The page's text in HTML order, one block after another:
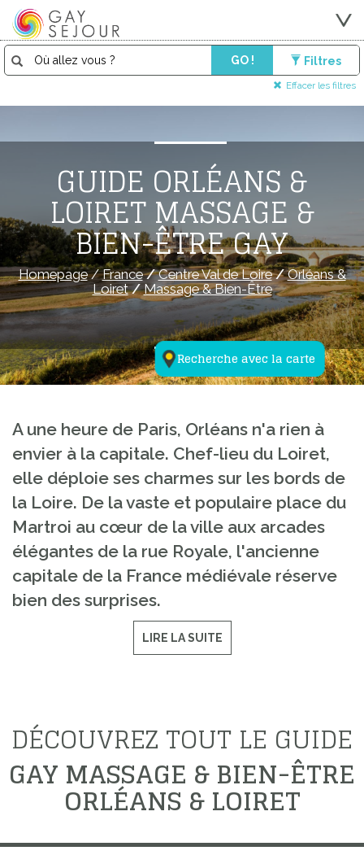
GO ! Filtres
Effacer les filtres
Recherche avec la carte
GUIDE ORLÉANS &
LOIRET MASSAGE &
BIEN-ÊTRE GAY
Homepage/France/Centre Val de Loire/Orléans &
Loiret/Massage & Bien-Être
A une heure de Paris, Orléans n'a rien à
envier à la capitale. Chef-lieu du Loiret,
elle déploie ses charmes sur les bords de
la Loire. De la vaste et populaire place du
Martroi au cœur de la ville aux arcades
élégantes de la rue Royale, l'ancienne
capitale de la France médiévale réserve
bien des surprises.
LIRE LA SUITE
DÉCOUVREZ TOUT LE GUIDE
GAY MASSAGE & BIEN-ÊTRE
ORLÉANS & LOIRET